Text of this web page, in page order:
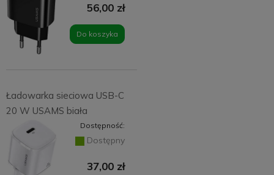
56,00 zł
Do koszyka
Ładowarka sieciowa USB-C
20 W USAMS biała
Dostępność:
Dostępny
37,00 zł